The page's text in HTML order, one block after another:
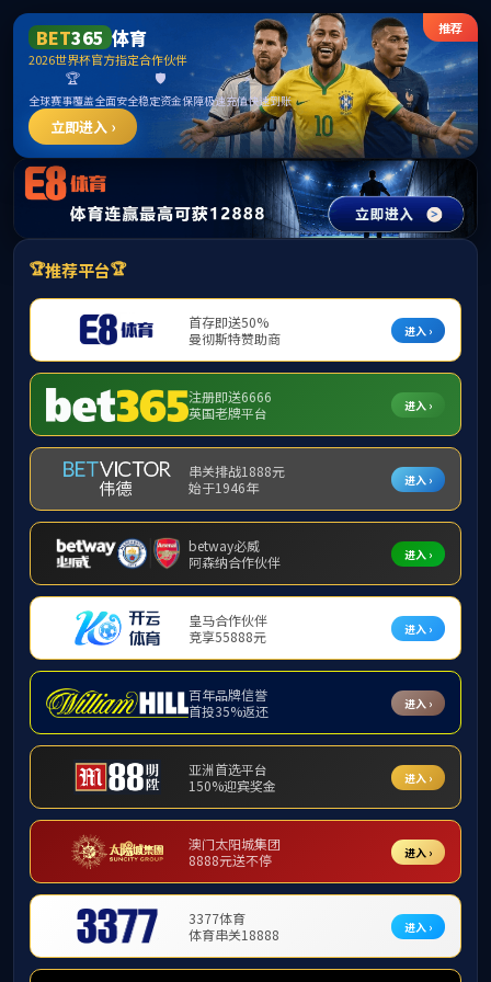
15vip太阳成集团(古天乐·VIP认证)官方网
站-Macau Sun City
请输入验证码下载附件